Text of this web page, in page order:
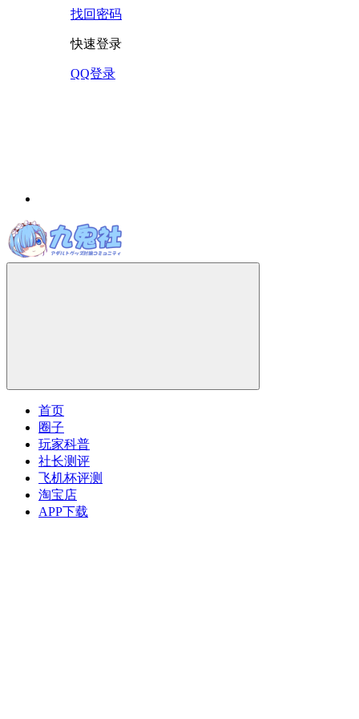
找回密码
快速登录
QQ登录
首页
圈子
玩家科普
社长测评
飞机杯评测
淘宝店
APP下载